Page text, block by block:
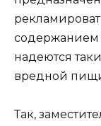
содержанием
надеются
вредной
Так,